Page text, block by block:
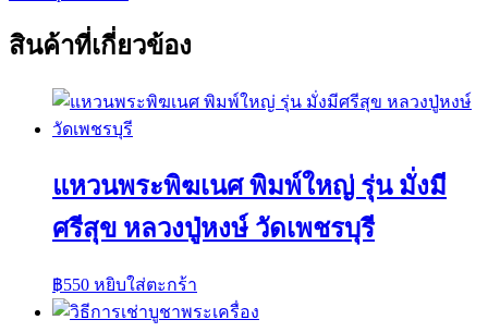
สินค้าที่เกี่ยวข้อง
แหวนพระพิฆเนศ พิมพ์ใหญ่ รุ่น มั่งมี
ศรีสุข หลวงปู่หงษ์ วัดเพชรบุรี
฿550 หยิบใส่ตะกร้า